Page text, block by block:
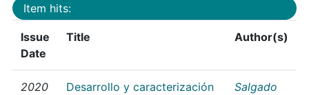
Item hits:
Issue
Date
Title Author(s)
2020
Desarrollo y caracterización
Salgado